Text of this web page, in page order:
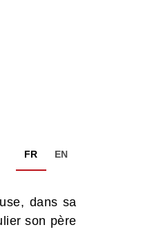
FR EN
dans sa
son père